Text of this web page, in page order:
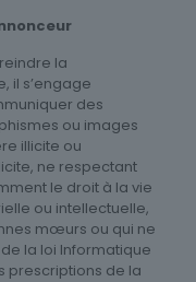
la
il s’engage
des
ou images
illicite ou
ne respectant
le droit à la vie
ou intellectuelle,
mœurs ou qui ne
la loi Informatique
prescriptions de la